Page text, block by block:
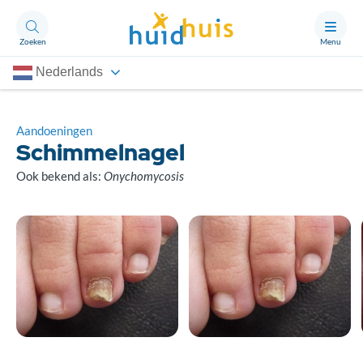
Zoeken Menu
Nederlands
Thema’s
Artikelen
Over Huidhuis
Contact
Doneren
Aandoeningen
Schimmelnagel
Ook bekend als: Onychomycosis